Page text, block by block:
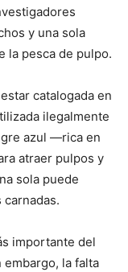
y una sola
la pesca de pulpo.
catalogada en
ilegalmente
azul —rica en
atraer pulpos y
sola puede
importante del
embargo, la falta